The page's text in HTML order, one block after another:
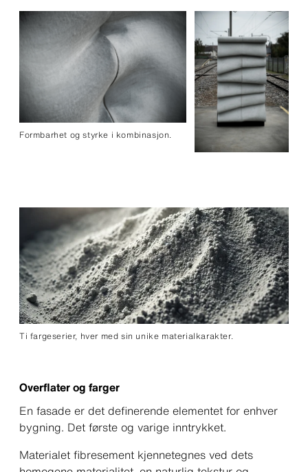
Formbarhet og styrke i kombinasjon.
Ti fargeserier, hver med sin unike materialkarakter.
Overflater og farger
En fasade er det definerende elementet for enhver
bygning. Det første og varige inntrykket.
Materialet fibresement kjennetegnes ved dets